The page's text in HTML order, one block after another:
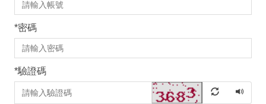
*密碼
*驗證碼